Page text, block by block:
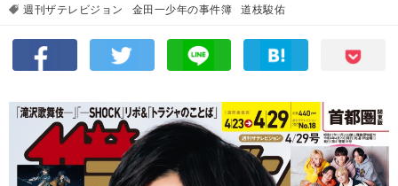
週刊ザテレビジョン
金田一少年の事件簿 道枝駿佑